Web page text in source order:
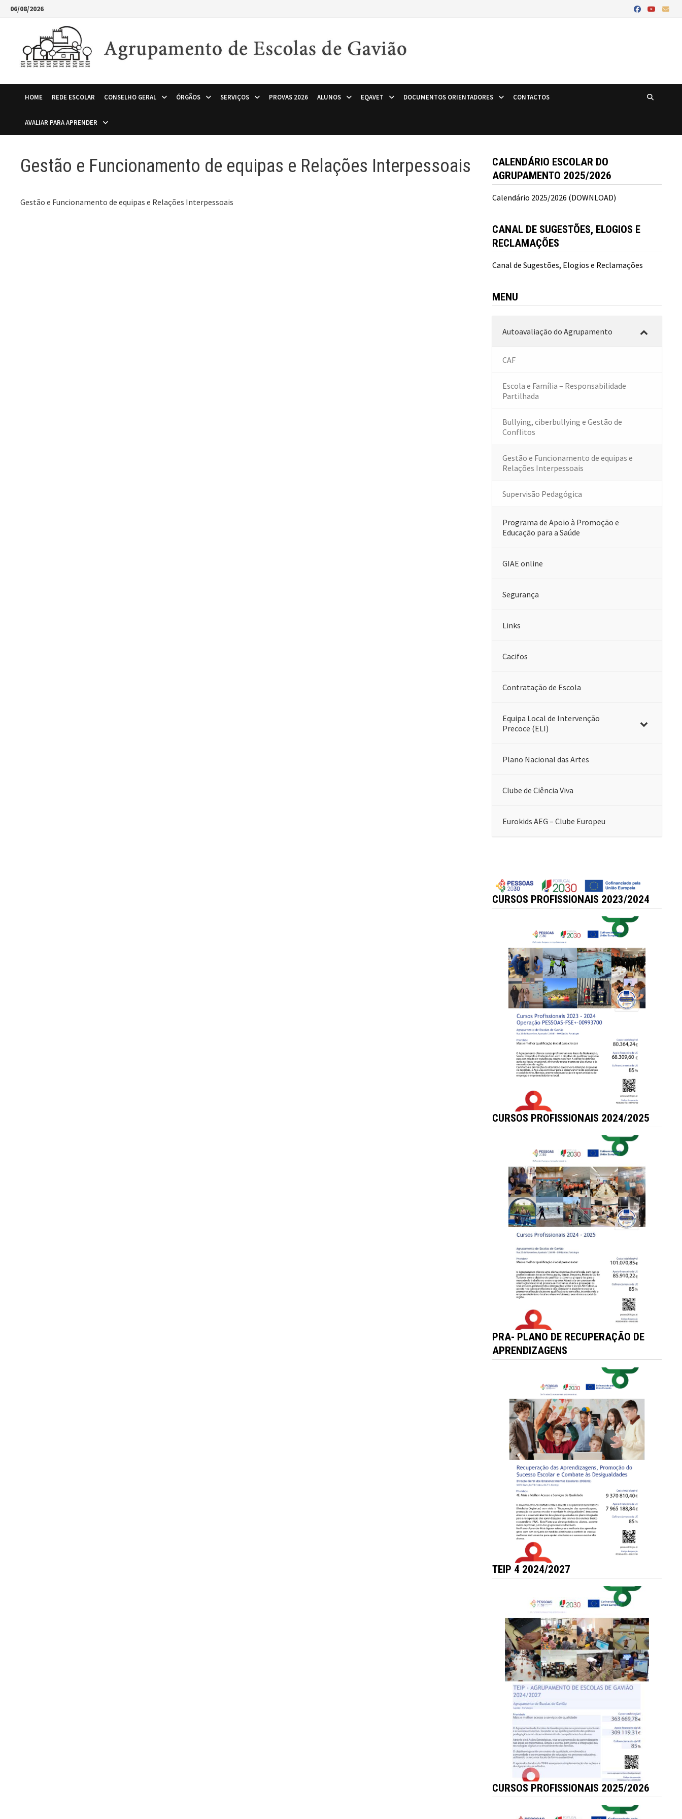
Skip06/08/2026
HOME REDE ESCOLAR CONSELHO GERAL ÓRGÃOS SERVIÇOS PROVAS 2026 ALUNOS EQAVET DOCUMENTOS ORIENTADORES CONTACTOS
AVALIAR PARA APRENDER
Gestão e Funcionamento de equipas e Relações Interpessoais
Gestão e Funcionamento de equipas e Relações Interpessoais
CALENDÁRIO ESCOLAR DO
AGRUPAMENTO 2025/2026
Calendário 2025/2026 (DOWNLOAD)
CANAL DE SUGESTÕES, ELOGIOS E
RECLAMAÇÕES
Canal de Sugestões, Elogios e Reclamações
MENU
Autoavaliação do Agrupamento
CAF
Escola e Família – Responsabilidade
Partilhada
Bullying, ciberbullying e Gestão de
Conflitos
Gestão e Funcionamento de equipas e
Relações Interpessoais
Supervisão Pedagógica
Programa de Apoio à Promoção e
Educação para a Saúde
GIAE online
Segurança
Links
Cacifos
Contratação de Escola
Equipa Local de Intervenção
Precoce (ELI)
Plano Nacional das Artes
Clube de Ciência Viva
Eurokids AEG – Clube Europeu
CURSOS PROFISSIONAIS 2023/2024
CURSOS PROFISSIONAIS 2024/2025
PRA- PLANO DE RECUPERAÇÃO DE
APRENDIZAGENS
TEIP 4 2024/2027
CURSOS PROFISSIONAIS 2025/2026